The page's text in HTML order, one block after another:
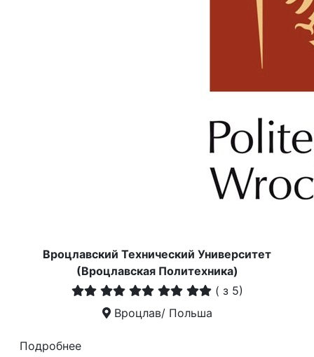
Вроцлавский Технический Университет
(Вроцлавская Политехника)
( з 5)
Вроцлав/ Польша
Подробнее